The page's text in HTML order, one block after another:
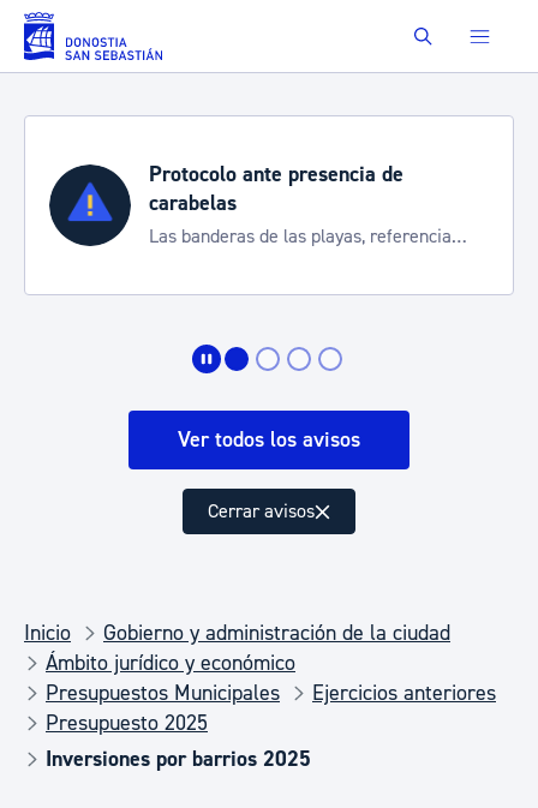
Saltar al contenido principal Buscar
Protocolo ante presencia de
carabelas
Las banderas de las playas, referencia
Ver todos los avisos
Cerrar avisos
Inicio
Gobierno y administración de la ciudad
Ámbito jurídico y económico
Presupuestos Municipales
Ejercicios anteriores
Presupuesto 2025
Inversiones por barrios 2025